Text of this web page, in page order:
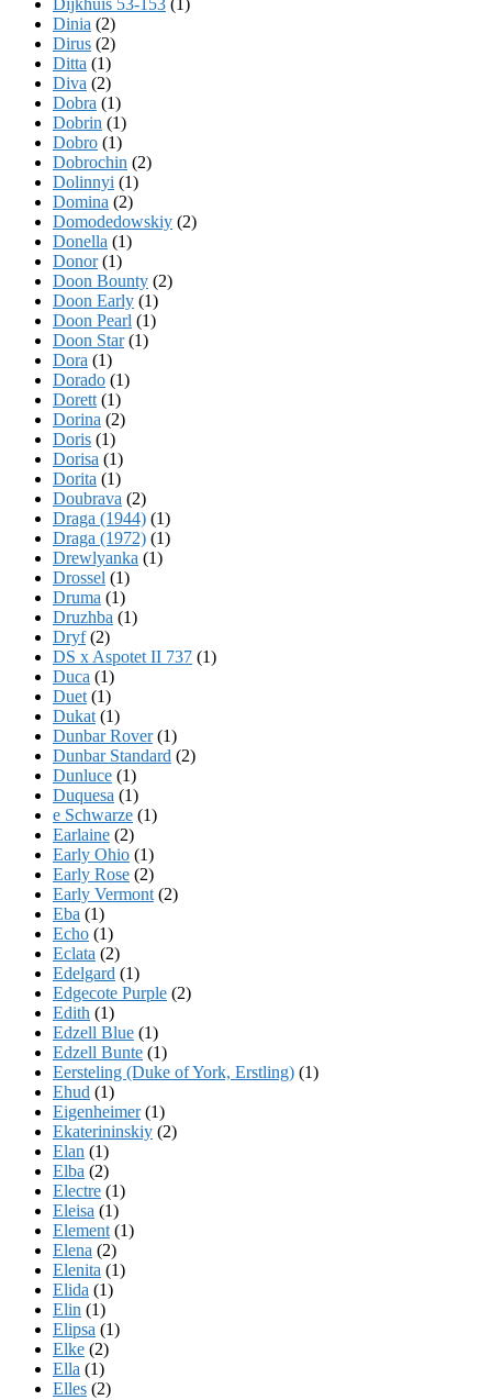
Dinia (2)
Dirus (2)
Ditta (1)
Diva (2)
Dobra (1)
Dobrin (1)
Dobro (1)
Dobrochin (2)
Dolinnyi (1)
Domina (2)
Domodedowskiy (2)
Donella (1)
Donor(1)
Doon Bounty (2)
Doon Early (1)
Doon Pearl (1)
Doon Star(1)
Dora (1)
Dorado (1)
Dorett (1)
Dorina (2)
Doris (1)
Dorisa (1)
Dorita (1)
Doubrava (2)
Draga (1944) (1)
Draga (1972) (1)
Drewlyanka (1)
Drossel (1)
Druma (1)
Druzhba (1)
Dryf(2)
DS x Aspotet II 737 (1)
Duca (1)
Duet (1)
Dukat (1)
Dunbar Rover(1)
Dunbar Standard (2)
Dunluce (1)
Duquesa (1)
e Schwarze (1)
Earlaine (2)
Early Ohio (1)
Early Rose (2)
Early Vermont (2)
Eba (1)
Echo (1)
Eclata (2)
Edelgard (1)
Edgecote Purple (2)
Edith (1)
Edzell Blue (1)
Edzell Bunte (1)
Eersteling (Duke of York, Erstling) (1)
Ehud (1)
Eigenheimer(1)
Ekaterininskiy (2)
Elan (1)
Elba (2)
Electre (1)
Eleisa (1)
Element (1)
Elena (2)
Elenita (1)
Elida (1)
Elin (1)
Elipsa (1)
Elke (2)
Ella (1)
Elles (2)